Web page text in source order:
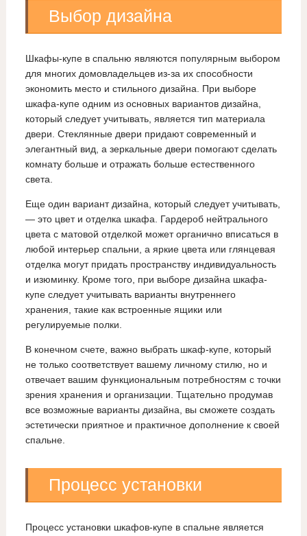
Выбор дизайна
Шкафы-купе в спальню являются популярным выбором
для многих домовладельцев из-за их способности
экономить место и стильного дизайна. При выборе
шкафа-купе одним из основных вариантов дизайна,
который следует учитывать, является тип материала
двери. Стеклянные двери придают современный и
элегантный вид, а зеркальные двери помогают сделать
комнату больше и отражать больше естественного
света.
Еще один вариант дизайна, который следует учитывать,
— это цвет и отделка шкафа. Гардероб нейтрального
цвета с матовой отделкой может органично вписаться в
любой интерьер спальни, а яркие цвета или глянцевая
отделка могут придать пространству индивидуальность
и изюминку. Кроме того, при выборе дизайна шкафа-
купе следует учитывать варианты внутреннего
хранения, такие как встроенные ящики или
регулируемые полки.
В конечном счете, важно выбрать шкаф-купе, который
не только соответствует вашему личному стилю, но и
отвечает вашим функциональным потребностям с точки
зрения хранения и организации. Тщательно продумав
все возможные варианты дизайна, вы сможете создать
эстетически приятное и практичное дополнение к своей
спальне.
Процесс установки
Процесс установки шкафов-купе в спальне является